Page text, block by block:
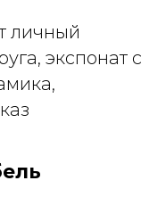
личный
экспонат с